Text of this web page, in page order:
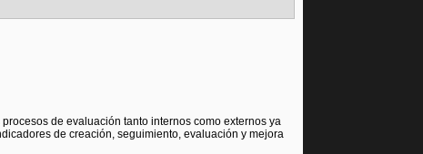
de evaluación tanto internos como externos ya
de creación, seguimiento, evaluación y mejora